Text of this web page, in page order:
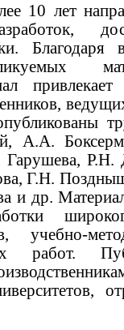
10 лет
Благодаря
А.А.
Р.Н.
Г.Н.
и др.
учебно-
работ.